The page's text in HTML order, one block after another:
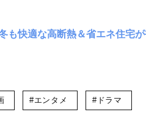
も快適な高断熱＆省エネ住宅
#エンタメ #ドラマ